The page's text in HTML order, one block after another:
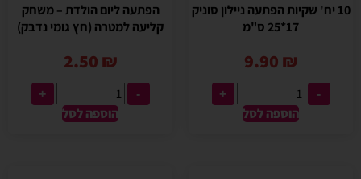
10 יח' שקיות הפתעה ניילון סוניק
17*25 ס"מ
9.90 ₪
-
+
הוספה לסל
הפתעה ליום הולדת – משחק
קליעה למטרה (חץ גומי נדבק)
2.50 ₪
-
+
הוספה לסל